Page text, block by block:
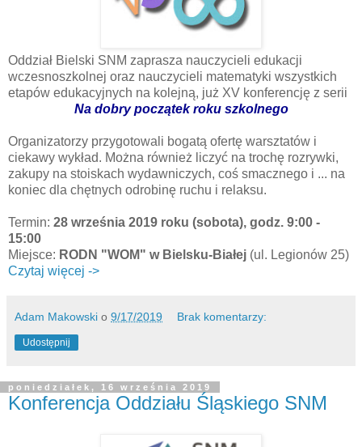
Oddział Bielski SNM zaprasza nauczycieli edukacji
wczesnoszkolnej oraz nauczycieli matematyki wszystkich
etapów edukacyjnych na kolejną, już XV konferencję z serii
Na dobry początek roku szkolnego
Organizatorzy przygotowali bogatą ofertę warsztatów i
ciekawy wykład. Można również liczyć na trochę rozrywki,
zakupy na stoiskach wydawniczych, coś smacznego i ... na
koniec dla chętnych odrobinę ruchu i relaksu.
Termin: 28 września 2019 roku (sobota), godz. 9:00 -
15:00
Miejsce: RODN "WOM" w Bielsku-Białej (ul. Legionów 25)
Czytaj więcej ->
Adam Makowski o 9/17/2019 Brak komentarzy:
Udostępnij
poniedziałek, 16 września 2019
Konferencja Oddziału Śląskiego SNM